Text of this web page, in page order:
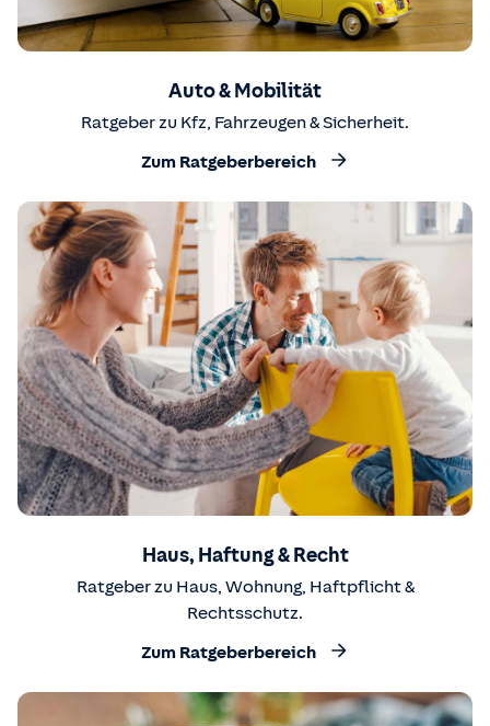
Auto & Mobilität
Ratgeber zu Kfz, Fahrzeugen & Sicherheit.
Zum Ratgeberbereich
Haus, Haftung & Recht
Ratgeber zu Haus, Wohnung, Haftpflicht &
Rechtsschutz.
Zum Ratgeberbereich